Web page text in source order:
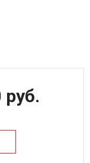
руб.